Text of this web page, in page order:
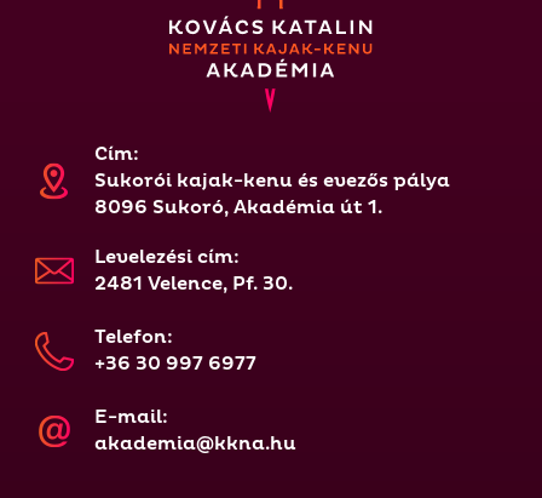
Cím:
Sukorói kajak-kenu és evezős pálya
8096 Sukoró, Akadémia út 1.
Levelezési cím:
2481 Velence, Pf. 30.
Telefon:
+36 30 997 6977
E-mail:
akademia@kkna.hu